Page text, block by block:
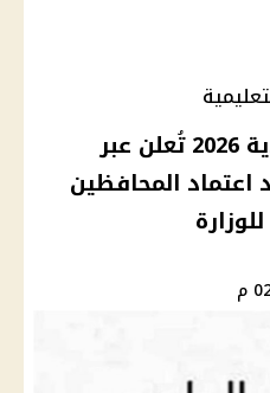
نتيجة الشهادة الإعدادية 2026 تُعلن عبر
اعتماد المحافظين